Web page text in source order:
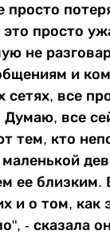
просто
это просто
не
и
сетях, все
Думаю, все
тем, кто
ее близким.
и о том, как
- сказала